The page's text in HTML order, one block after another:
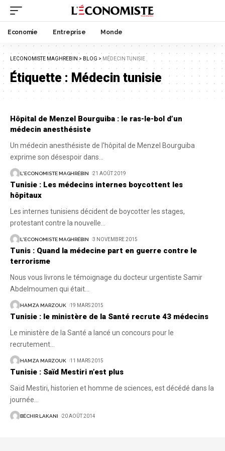
Economie Entreprise Monde
LECONOMISTE MAGHREBIN > BLOG > MÉDECIN TUNISIE
Étiquette :Médecin tunisie
Hôpital de Menzel Bourguiba : le ras-le-bol d’un
médecin anesthésiste
Un médecin anesthésiste de l'hôpital de Menzel Bourguiba
exprime son désespoir dans
L'ECONOMISTE MAGHRÉBIN 21 AOÛT 2019
Tunisie : Les médecins internes boycottent les
hôpitaux
Les internes tunisiens décident de boycotter les stages,
protestant contre la nouvelle
L'ECONOMISTE MAGHRÉBIN 3 NOVEMBRE 2015
Tunis : Quand la médecine part en guerre contre le
terrorisme
Nous vous livrons le témoignage du docteur urgentiste Samir
Abdelmoumen qui était
HAMZA MARZOUK 19 MARS 2015
Tunisie : le ministère de la Santé recrute 43 médecins
Le ministère de la Santé a lancé un concours pour le
recrutement
HAMZA MARZOUK 11 MARS 2015
Tunisie : Saïd Mestiri n’est plus
Saïd Mestiri, historien et homme de sciences, est décédé dans la
journée
BÉCHIR LAKANI 20 AOÛT 2014